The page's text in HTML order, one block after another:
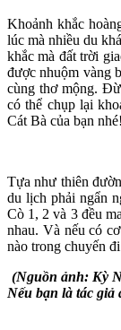
Khoảnh khắc
lúc mà nhiều du
khắc mà đất trời
được nhuộm vàng
cùng thơ mộng.
có thể chụp lại
Cát Bà của bạn nhé!
Tựa như thiên
du lịch phải ngẩn
Cò 1, 2 và 3 đều
nhau. Và nếu có
nào trong chuyến
(Nguồn ảnh: Kỳ
Nếu bạn là tác giả